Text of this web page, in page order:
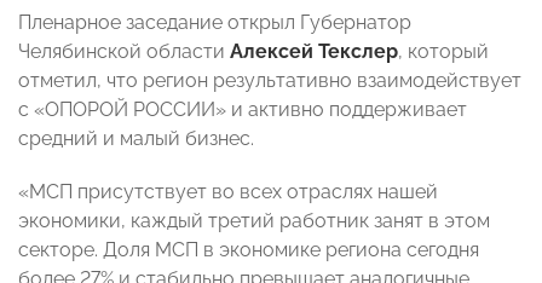
Пленарное заседание открыл Губернатор
Челябинской области Алексей Текслер, который
отметил, что регион результативно взаимодействует
с «ОПОРОЙ РОССИИ» и активно поддерживает
средний и малый бизнес.
«МСП присутствует во всех отраслях нашей
экономики, каждый третий работник занят в этом
секторе. Доля МСП в экономике региона сегодня